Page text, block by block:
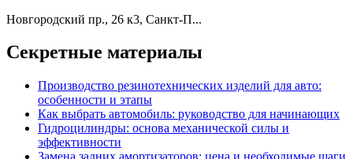
Новгородский пр., 26 к3, Санкт-П...
Секретные материалы
Производство резинотехнических изделий для авто:
особенности и этапы
Как выбрать автомобиль: руководство для начинающих
Гидроцилиндры: основа механической силы и
эффективности